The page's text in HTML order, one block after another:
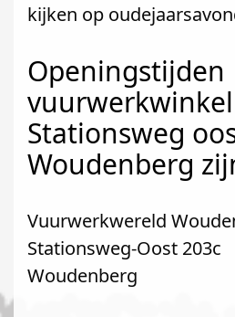
kijken op
Openingstijden
Stationsweg
Woudenberg
Vuurwerkwereld
Stationsweg-Oost 203c
Woudenberg